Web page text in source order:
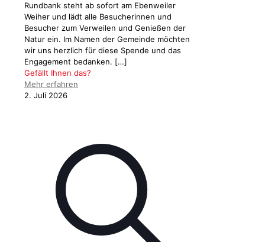
Rundbank steht ab sofort am Ebenweiler
Weiher und lädt alle Besucherinnen und
Besucher zum Verweilen und Genießen der
Natur ein. Im Namen der Gemeinde möchten
wir uns herzlich für diese Spende und das
Engagement bedanken. […]
Gefällt Ihnen das?
Mehr erfahren
2. Juli 2026